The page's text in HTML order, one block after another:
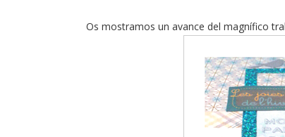
Os mostramos un avance del magnífico